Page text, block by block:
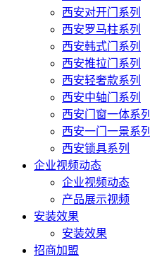
西安对开门系列
西安罗马柱系列
西安韩式门系列
西安推拉门系列
西安轻奢款系列
西安中轴门系列
西安门窗一体系列
西安一门一景系列
西安锁具系列
企业视频动态
企业视频动态
产品展示视频
安装效果
安装效果
招商加盟